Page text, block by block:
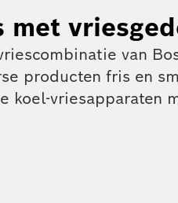
met
van
producten fris en
koel-vriesapparaten